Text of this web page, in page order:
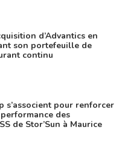
d’Advantics en
son portefeuille de
continu
s’associent pour renforcer
des
de Stor’Sun à Maurice